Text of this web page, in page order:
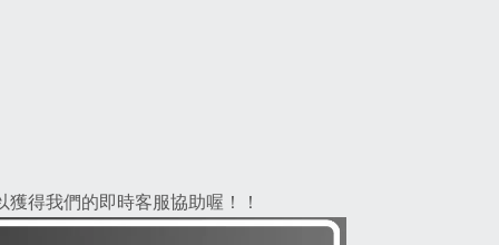
得我們的即時客服協助喔！！